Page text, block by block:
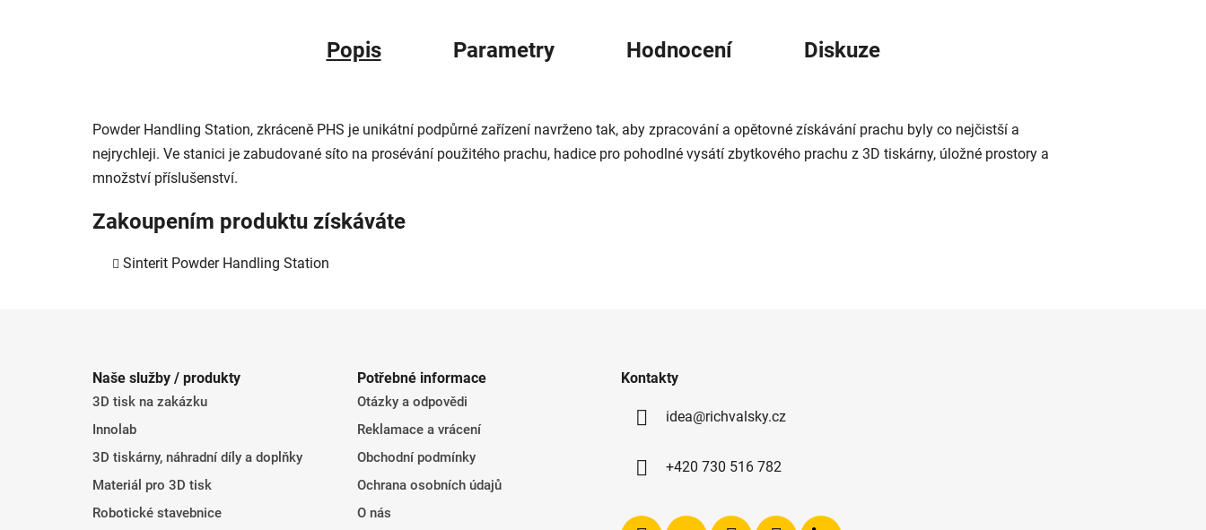
Popis Parametry Hodnocení Diskuze
Powder Handling Station, zkráceně PHS je unikátní podpůrné zařízení navrženo tak, aby zpracování a opětovné získávání prachu byly co nejčistší a
nejrychleji. Ve stanici je zabudované síto na prosévání použitého prachu, hadice pro pohodlné vysátí zbytkového prachu z 3D tiskárny, úložné prostory a
množství příslušenství.
Zakoupením produktu získáváte
Sinterit Powder Handling Station
Naše služby / produkty
3D tisk na zakázku
Innolab
3D tiskárny, náhradní díly a doplňky
Materiál pro 3D tisk
Robotické stavebnice
Potřebné informace
Otázky a odpovědi
Reklamace a vrácení
Obchodní podmínky
Ochrana osobních údajů
O nás
Kontakty
idea@richvalsky.cz
+420 730 516 782